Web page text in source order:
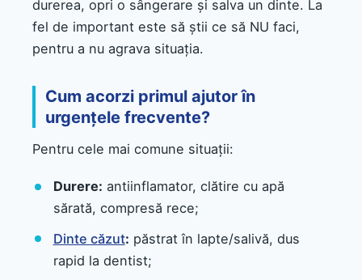
durerea, opri o sângerare și salva un dinte. La
fel de important este să știi ce să NU faci,
pentru a nu agrava situația.
Cum acorzi primul ajutor în
urgențele frecvente?
Pentru cele mai comune situații:
Durere: antiinflamator, clătire cu apă
sărată, compresă rece;
Dinte căzut: păstrat în lapte/salivă, dus
rapid la dentist;